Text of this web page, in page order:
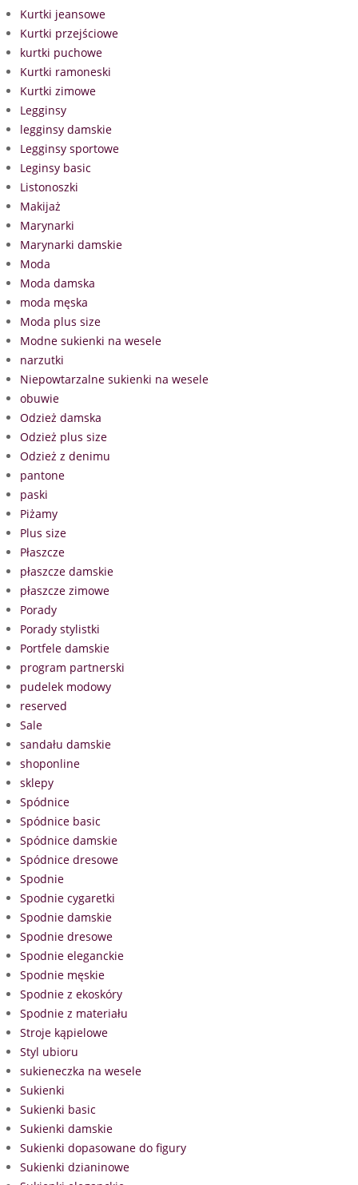
Kurtki jeansowe
Kurtki przejściowe
kurtki puchowe
Kurtki ramoneski
Kurtki zimowe
Legginsy
legginsy damskie
Legginsy sportowe
Leginsy basic
Listonoszki
Makijaż
Marynarki
Marynarki damskie
Moda
Moda damska
moda męska
Moda plus size
Modne sukienki na wesele
narzutki
Niepowtarzalne sukienki na wesele
obuwie
Odzież damska
Odzież plus size
Odzież z denimu
pantone
paski
Piżamy
Plus size
Płaszcze
płaszcze damskie
płaszcze zimowe
Porady
Porady stylistki
Portfele damskie
program partnerski
pudelek modowy
reserved
Sale
sandału damskie
shoponline
sklepy
Spódnice
Spódnice basic
Spódnice damskie
Spódnice dresowe
Spodnie
Spodnie cygaretki
Spodnie damskie
Spodnie dresowe
Spodnie eleganckie
Spodnie męskie
Spodnie z ekoskóry
Spodnie z materiału
Stroje kąpielowe
Styl ubioru
sukieneczka na wesele
Sukienki
Sukienki basic
Sukienki damskie
Sukienki dopasowane do figury
Sukienki dzianinowe